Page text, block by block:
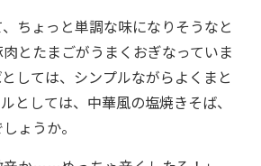
ちょっと単調な味になりそうなと
とたまごがうまくおぎなっていま
しては、シンプルながらよくまと
としては、中華風の塩焼きそば、
ょうか。